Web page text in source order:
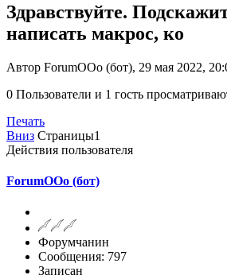
Здравствуйте.
написать макрос, ко
Автор ForumOOo (бот), 29 мая 2022,
0 Пользователи и 1 гость
Печать
Вниз Страницы1
Действия пользователя
ForumOOo (бот)
Форумчанин
Сообщения: 797
Записан